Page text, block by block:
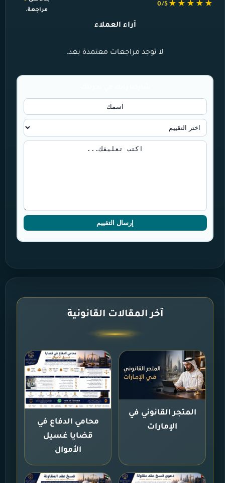
★★★★★
0/5
مراجعة.
آراء العملاء
لا توجد مراجعات معتمدة بعد.
إرسال التقييم
آخر المقالات القانونية
المتجر القانوني في
الإمارات
محامي الدفاع في
قضايا غسيل
الأموال